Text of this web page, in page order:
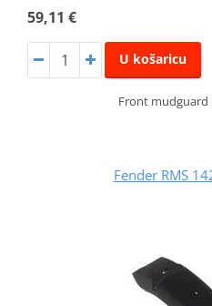
59,11 €
U košaricu
Front mudguard
Fender RMS